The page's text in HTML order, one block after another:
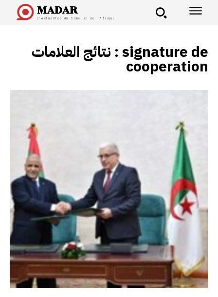
MADAR
L'Actualités du Sahel et de l'Afrique
نتائج العلامات : signature de
cooperation